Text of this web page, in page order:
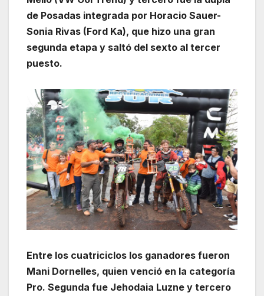
de Posadas integrada por Horacio Sauer-
Sonia Rivas (Ford Ka), que hizo una gran
segunda etapa y saltó del sexto al tercer
puesto.
Entre los cuatriciclos los ganadores fueron
Mani Dornelles, quien venció en la categoría
Pro. Segunda fue Jehodaia Luzne y tercero